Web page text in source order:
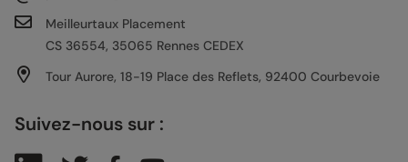
Meilleurtaux Placement
CS 36554, 35065 Rennes CEDEX
Tour Aurore, 18-19 Place des Reflets, 92400 Courbevoie
Suivez-nous sur :